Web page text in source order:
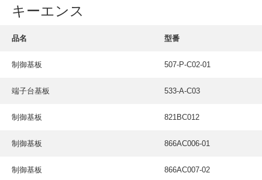
COMPANY PROFILE
INTERVIEW
お客様インタビュー
RECRUIT
キーエンス
品名 型番
制御基板 507-P-C02-01
端子台基板 533-A-C03
制御基板 821BC012
制御基板 866AC006-01
制御基板 866AC007-02